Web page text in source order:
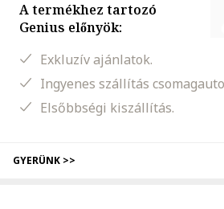
A termékhez tartozó
Genius előnyök:
Exkluzív ajánlatok.
Ingyenes szállítás
Elsőbbségi kiszállítás.
GYERÜNK >>